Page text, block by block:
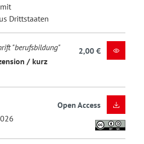
Drittstaaten
"berufsbildung"
/ kurz
2,00 €
Open Access